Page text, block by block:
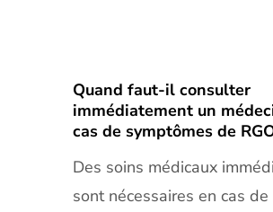
Quand faut-il consulter
immédiatement un
cas de symptômes de
Des soins médicaux
sont nécessaires en cas de